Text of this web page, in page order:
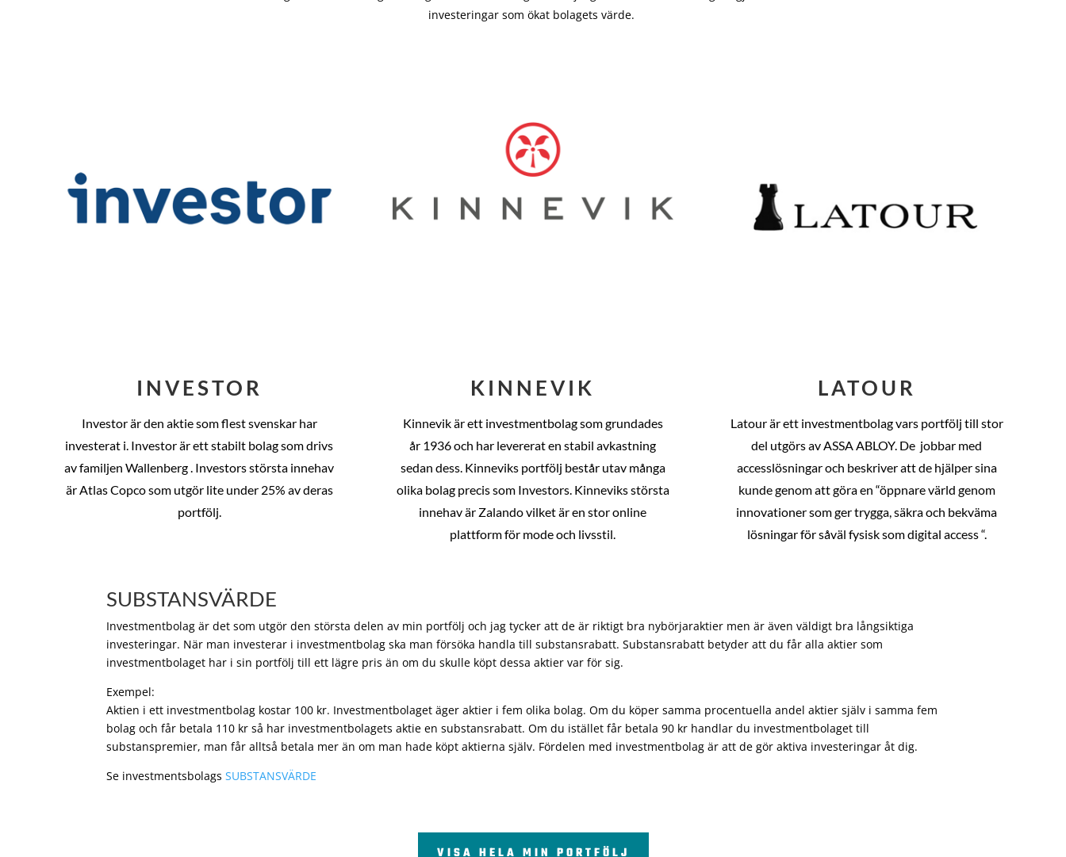
investeringar som ökat bolagets värde.
INVESTOR
Investor är den aktie som flest svenskar har
investerat i. Investor är ett stabilt bolag som drivs
av familjen Wallenberg . Investors största innehav
är Atlas Copco som utgör lite under 25% av deras
portfölj.
KINNEVIK
Kinnevik är ett investmentbolag som grundades
år 1936 och har levererat en stabil avkastning
sedan dess. Kinneviks portfölj består utav många
olika bolag precis som Investors. Kinneviks största
innehav är Zalando vilket är en stor online
plattform för mode och livsstil.
LATOUR
Latour är ett investmentbolag vars portfölj till stor
del utgörs av ASSA ABLOY. De jobbar med
accesslösningar och beskriver att de hjälper sina
kunde genom att göra en “öppnare värld genom
innovationer som ger trygga, säkra och bekväma
lösningar för såväl fysisk som digital access “.
SUBSTANSVÄRDE
Investmentbolag är det som utgör den största delen av min portfölj och jag tycker att de är riktigt bra nybörjaraktier men är även väldigt bra långsiktiga
investeringar. När man investerar i investmentbolag ska man försöka handla till substansrabatt. Substansrabatt betyder att du får alla aktier som
investmentbolaget har i sin portfölj till ett lägre pris än om du skulle köpt dessa aktier var för sig.
Exempel:
Aktien i ett investmentbolag kostar 100 kr. Investmentbolaget äger aktier i fem olika bolag. Om du köper samma procentuella andel aktier själv i samma fem
bolag och får betala 110 kr så har investmentbolagets aktie en substansrabatt. Om du istället får betala 90 kr handlar du investmentbolaget till
substanspremier, man får alltså betala mer än om man hade köpt aktierna själv. Fördelen med investmentbolag är att de gör aktiva investeringar åt dig.
Se investmentsbolagsSUBSTANSVÄRDE
VISA HELA MIN PORTFÖLJ